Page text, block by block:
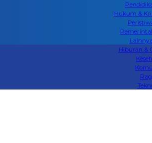
Hukum &
Lainnya
Hiburan &